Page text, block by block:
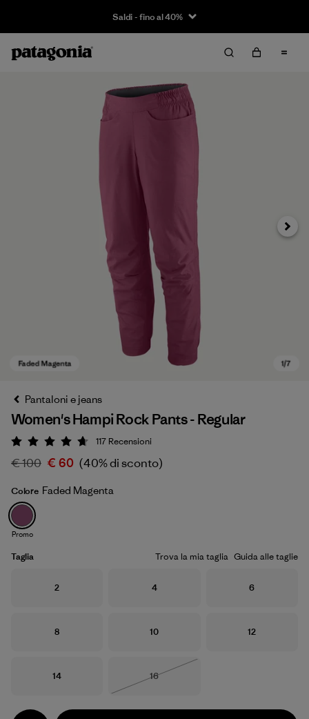
Saldi - fino al 40%
Faded Magenta
Avanti
Pantaloni e jeans
Women's Hampi Rock Pants - Regular
Valutazione: 4.7 / 5
117 Recensioni
€ 100 € 60 (40% di sconto)
Colore Faded Magenta
Promo
Taglia Trova la mia taglia Guida alle taglie
Taglia
2 Taglia
4 Taglia
6
Taglia
8 Taglia
10 Taglia
12
Taglia
14 Taglia
16